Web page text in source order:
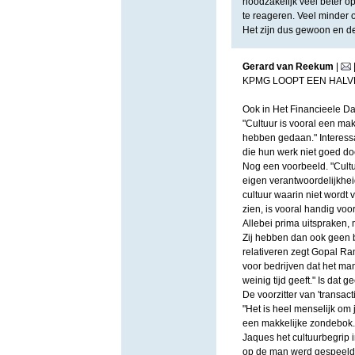
te reageren. Veel minder
Het zijn dus gewoon en
Gerard van Reekum
KPMG LOOPT EEN
Ook in Het Financieele
"Cultuur is vooral een
hebben gedaan."
die hun werk niet goed
Nog een voorbeeld.
eigen
cultuur waarin niet wordt
zien, is vooral handig
Allebei prima uitspraken,
Zij hebben dan ook geen
relativeren zegt Gopal
voor bedrijven dat het
weinig tijd geeft." Is dat
De voorzitter van
"Het is heel menselijk
een makkelijke
Jaques het cultuurbegrip
op de man werd